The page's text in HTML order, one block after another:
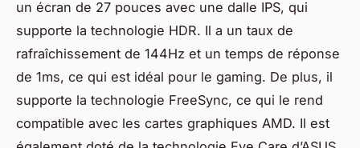
un écran de 27 pouces avec une dalle IPS, qui
supporte la technologie HDR. Il a un taux de
rafraîchissement de 144Hz et un temps de réponse
de 1ms, ce qui est idéal pour le gaming. De plus, il
supporte la technologie FreeSync, ce qui le rend
compatible avec les cartes graphiques AMD. Il est